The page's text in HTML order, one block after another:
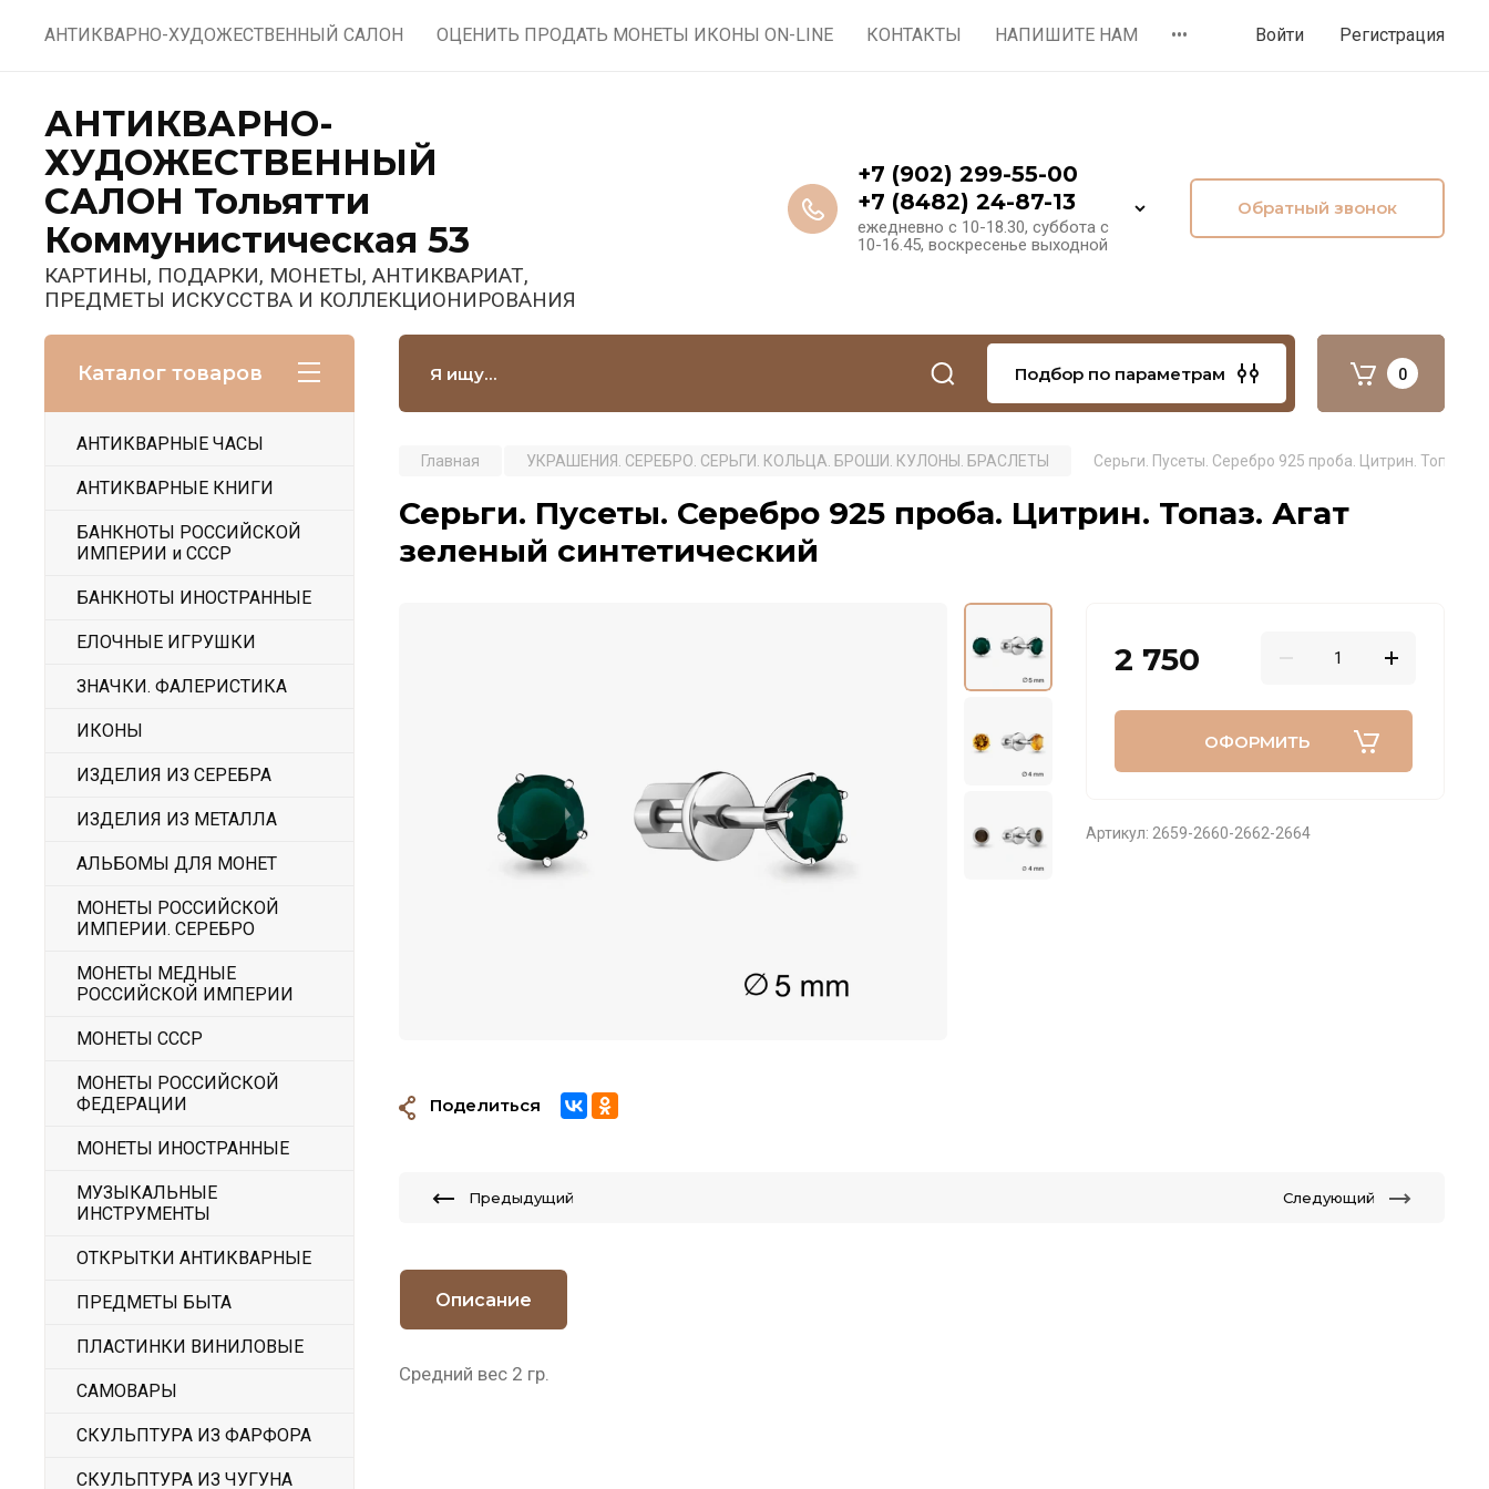
АНТИКВАРНО-ХУДОЖЕСТВЕННЫЙ САЛОН ОЦЕНИТЬ ПРОДАТЬ МОНЕТЫ ИКОНЫ ON-LINE КОНТАКТЫ НАПИШИТЕ НАМ ••• Войти Регистрация
АНТИКВАРНО-
ХУДОЖЕСТВЕННЫЙ
САЛОН Тольятти
Коммунистическая 53
КАРТИНЫ, ПОДАРКИ, МОНЕТЫ, АНТИКВАРИАТ,
ПРЕДМЕТЫ ИСКУССТВА И КОЛЛЕКЦИОНИРОВАНИЯ
+7 (902) 299-55-00
+7 (8482) 24-87-13
ежедневно с 10-18.30, суббота с
10-16.45, воскресенье выходной
Обратный звонок
Каталог товаров Подбор по параметрам 0
АНТИКВАРНЫЕ ЧАСЫ
АНТИКВАРНЫЕ КНИГИ
БАНКНОТЫ РОССИЙСКОЙ
ИМПЕРИИ и СССР
БАНКНОТЫ ИНОСТРАННЫЕ
ЕЛОЧНЫЕ ИГРУШКИ
ЗНАЧКИ. ФАЛЕРИСТИКА
ИКОНЫ
ИЗДЕЛИЯ ИЗ СЕРЕБРА
ИЗДЕЛИЯ ИЗ МЕТАЛЛА
АЛЬБОМЫ ДЛЯ МОНЕТ
МОНЕТЫ РОССИЙСКОЙ
ИМПЕРИИ. СЕРЕБРО
МОНЕТЫ МЕДНЫЕ
РОССИЙСКОЙ ИМПЕРИИ
МОНЕТЫ СССР
МОНЕТЫ РОССИЙСКОЙ
ФЕДЕРАЦИИ
МОНЕТЫ ИНОСТРАННЫЕ
МУЗЫКАЛЬНЫЕ
ИНСТРУМЕНТЫ
ОТКРЫТКИ АНТИКВАРНЫЕ
ПРЕДМЕТЫ БЫТА
ПЛАСТИНКИ ВИНИЛОВЫЕ
САМОВАРЫ
СКУЛЬПТУРА ИЗ ФАРФОРА
СКУЛЬПТУРА ИЗ ЧУГУНА
Главная УКРАШЕНИЯ. СЕРЕБРО. СЕРЬГИ. КОЛЬЦА. БРОШИ. КУЛОНЫ. БРАСЛЕТЫ Серьги. Пусеты. Серебро 925 проба. Цитрин. Топаз.
Серьги. Пусеты. Серебро 925 проба. Цитрин. Топаз. Агат
зеленый синтетический
2 750
ОФОРМИТЬ
Артикул: 2659-2660-2662-2664
Поделиться
Предыдущий Следующий
Описание
Средний вес 2 гр.